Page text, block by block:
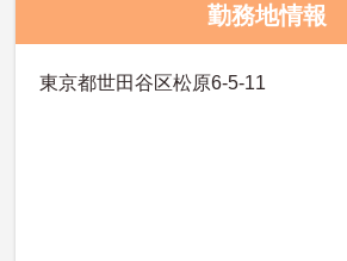
勤務地情報
東京都世田谷区松原6-5-11